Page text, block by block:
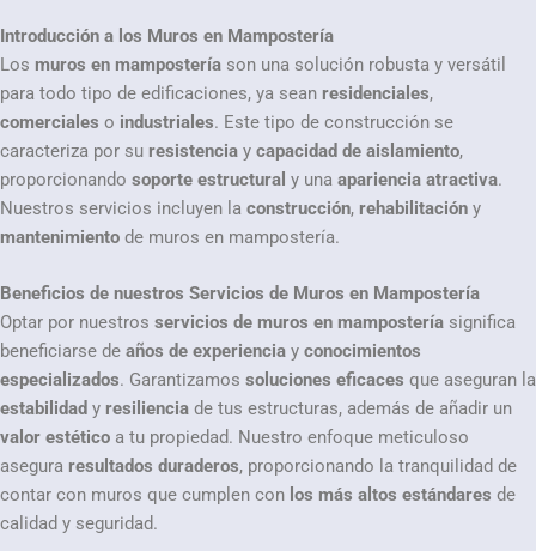
Introducción a los Muros en Mampostería
Los muros en mampostería son una solución robusta y versátil
para todo tipo de edificaciones, ya sean residenciales,
comerciales o industriales. Este tipo de construcción se
caracteriza por su resistencia y capacidad de aislamiento,
proporcionando soporte estructural y una apariencia atractiva.
Nuestros servicios incluyen la construcción, rehabilitación y
mantenimiento de muros en mampostería.
Beneficios de nuestros Servicios de Muros en Mampostería
Optar por nuestros servicios de muros en mampostería significa
beneficiarse de años de experiencia y conocimientos
especializados. Garantizamos soluciones eficaces que aseguran la
estabilidad y resiliencia de tus estructuras, además de añadir un
valor estético a tu propiedad. Nuestro enfoque meticuloso
asegura resultados duraderos, proporcionando la tranquilidad de
contar con muros que cumplen con los más altos estándares de
calidad y seguridad.